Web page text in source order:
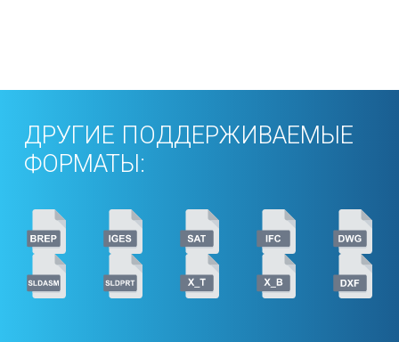
ДРУГИЕ ПОДДЕРЖИВАЕМЫЕ
ФОРМАТЫ: